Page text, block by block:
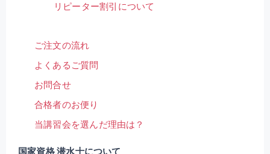
リピーター割引について
ご注文の流れ
よくあるご質問
お問合せ
合格者のお便り
当講習会を選んだ理由は？
国家資格 潜水士について